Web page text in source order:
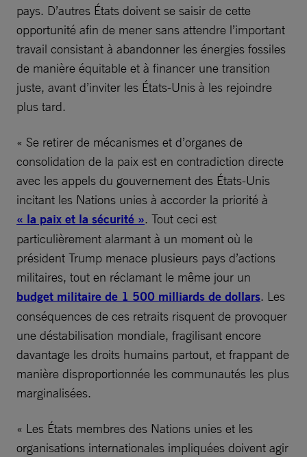
pays. D’autres États doivent se saisir de cette
opportunité afin de mener sans attendre l’important
travail consistant à abandonner les énergies fossiles
de manière équitable et à financer une transition
juste, avant d’inviter les États-Unis à les rejoindre
plus tard.
« Se retirer de mécanismes et d’organes de
consolidation de la paix est en contradiction directe
avec les appels du gouvernement des États-Unis
incitant les Nations unies à accorder la priorité à
« la paix et la sécurité ». Tout ceci est
particulièrement alarmant à un moment où le
président Trump menace plusieurs pays d’actions
militaires, tout en réclamant le même jour un
budget militaire de 1 500 milliards de dollars. Les
conséquences de ces retraits risquent de provoquer
une déstabilisation mondiale, fragilisant encore
davantage les droits humains partout, et frappant de
manière disproportionnée les communautés les plus
marginalisées.
« Les États membres des Nations unies et les
organisations internationales impliquées doivent agir